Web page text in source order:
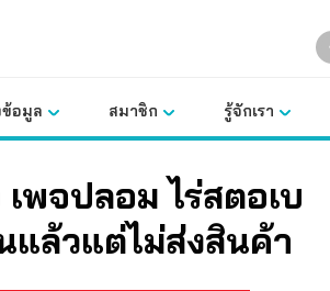
อมูล สมาชิก รู้จักเรา
พจปลอม ไร่สตอเบ
แล้วแต่ไม่ส่งสินค้า